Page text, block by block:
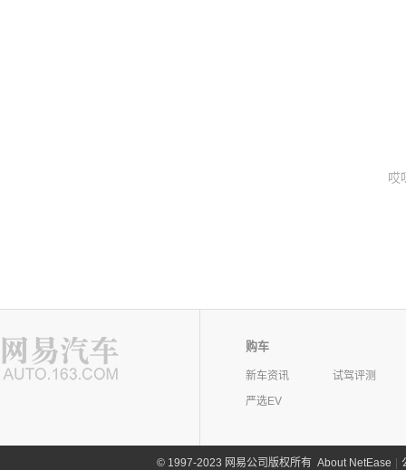
哎
购车
新车资讯
试驾评测
严选EV
©1997-2023 网易公司版权所有 About NetEase